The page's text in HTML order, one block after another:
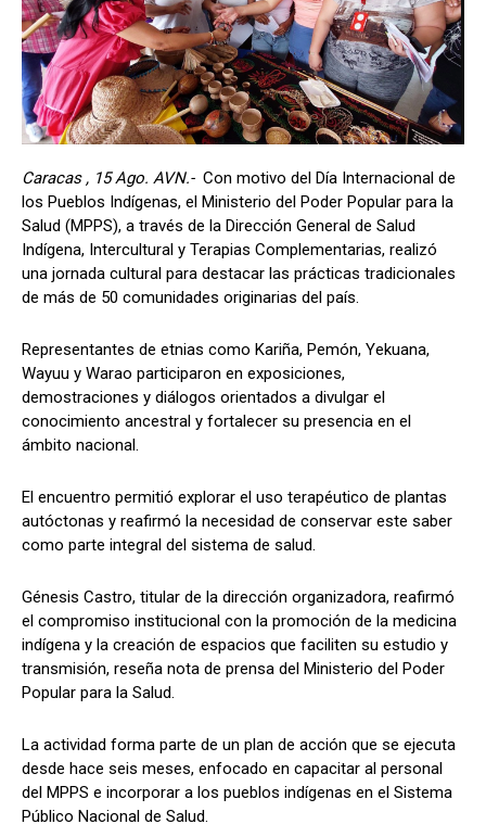
Caracas , 15 Ago. AVN.- Con motivo del Día Internacional de
los Pueblos Indígenas, el Ministerio del Poder Popular para la
Salud (MPPS), a través de la Dirección General de Salud
Indígena, Intercultural y Terapias Complementarias, realizó
una jornada cultural para destacar las prácticas tradicionales
de más de 50 comunidades originarias del país.
Representantes de etnias como Kariña, Pemón, Yekuana,
Wayuu y Warao participaron en exposiciones,
demostraciones y diálogos orientados a divulgar el
conocimiento ancestral y fortalecer su presencia en el
ámbito nacional.
El encuentro permitió explorar el uso terapéutico de plantas
autóctonas y reafirmó la necesidad de conservar este saber
como parte integral del sistema de salud.
Génesis Castro, titular de la dirección organizadora, reafirmó
el compromiso institucional con la promoción de la medicina
indígena y la creación de espacios que faciliten su estudio y
transmisión, reseña nota de prensa del Ministerio del Poder
Popular para la Salud.
La actividad forma parte de un plan de acción que se ejecuta
desde hace seis meses, enfocado en capacitar al personal
del MPPS e incorporar a los pueblos indígenas en el Sistema
Público Nacional de Salud.